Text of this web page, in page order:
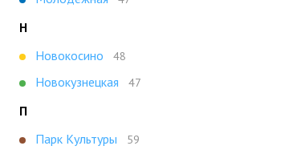
Н
Новокосино
48
Новокузнецкая 47
П
Парк Культуры
59